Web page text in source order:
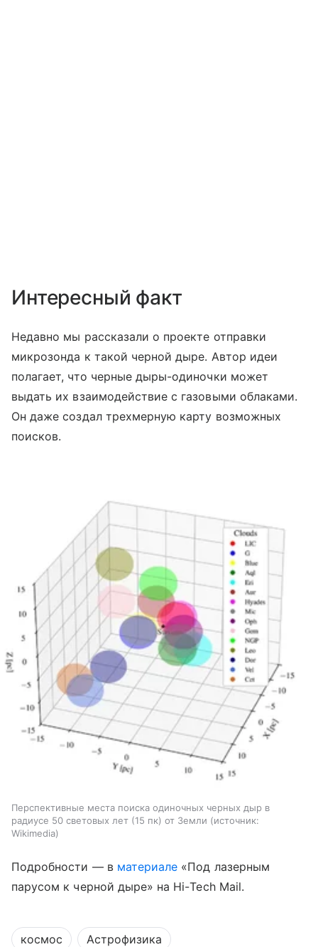
Интересный факт
Недавно мы рассказали о проекте отправки
микрозонда к такой черной дыре. Автор идеи
полагает, что черные дыры-одиночки может
выдать их взаимодействие с газовыми облаками.
Он даже создал трехмерную карту возможных
поисков.
Перспективные места поиска одиночных черных дыр в
радиусе 50 световых лет (15 пк) от Земли
источник:
Wikimedia
Подробности — в материале «Под лазерным
парусом к черной дыре» на Hi-Tech Mail.
космос Астрофизика